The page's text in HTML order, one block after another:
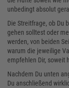
unbedingt absolut
Die Streitfrage, ob Du
gehen solltest oder
werden, von beiden
warum die jeweilige
empfehlen Dir, soweit
Nachdem Du unten
Du anschließend